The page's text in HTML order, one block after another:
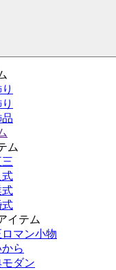
ム
イテム
マン小物
ら
ダン